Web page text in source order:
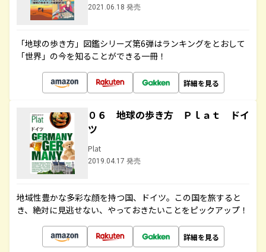
2021.06.18 発売
「地球の歩き方」図鑑シリーズ第6弾はランキングをとおして
「世界」の今を知ることができる一冊！
詳細を見る
０６ 地球の歩き方 Ｐｌａｔ ドイ
ツ
Plat
2019.04.17 発売
地域性豊かな多彩な顔を持つ国、ドイツ。この国を旅すると
き、絶対に見逃せない、やっておきたいことをピックアップ！
詳細を見る